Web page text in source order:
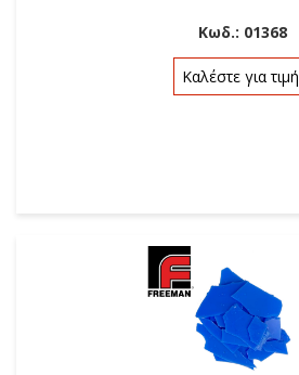
Κωδ.: 01368
Καλέστε για τιμή